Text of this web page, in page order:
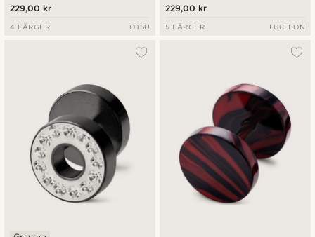
229,00 kr
4 FÄRGER OTSU
229,00 kr
5 FÄRGER LUCLEON